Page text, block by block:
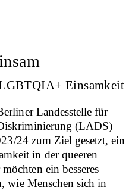
Einsamkeit
Landesstelle für
(LADS)
24 zum Ziel gesetzt, ein
in der queeren
ein besseres
wie Menschen sich in